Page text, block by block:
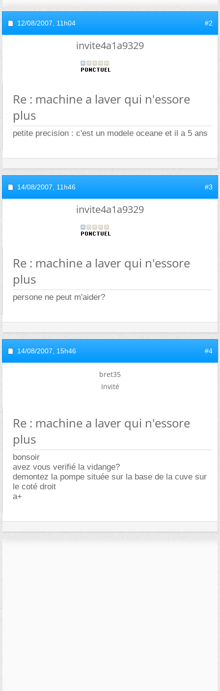
12/08/2007, 11h04 #2
invite4a1a9329
Re : machine a laver qui n'essore
plus
petite precision : c'est un modele oceane et il a 5 ans
14/08/2007, 11h46 #3
invite4a1a9329
Re : machine a laver qui n'essore
plus
persone ne peut m'aider?
14/08/2007, 15h46 #4
bret35
Invité
Re : machine a laver qui n'essore
plus
bonsoir
avez vous verifié la vidange?
demontez la pompe située sur la base de la cuve sur
le coté droit
a+